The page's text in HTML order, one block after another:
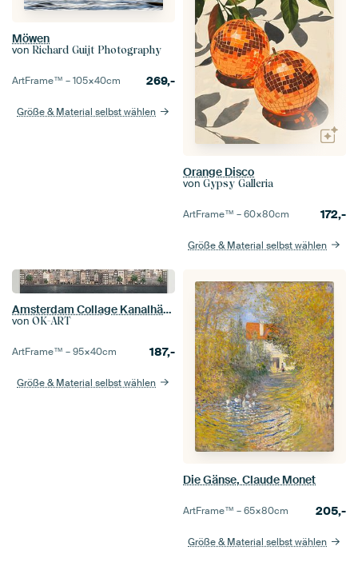
Möwen
von Richard Guijt Photography
ArtFrame™ –105×40cm 269,-
Größe & Material selbst wählen
Orange Disco
von Gypsy Galleria
ArtFrame™ –60×80cm 172,-
Größe & Material selbst wählen
Amsterdam Collage Kanalhäuser
von OK-ART
ArtFrame™ –95×40cm 187,-
Größe & Material selbst wählen
Die Gänse, Claude Monet
ArtFrame™ –65×80cm 205,-
Größe & Material selbst wählen